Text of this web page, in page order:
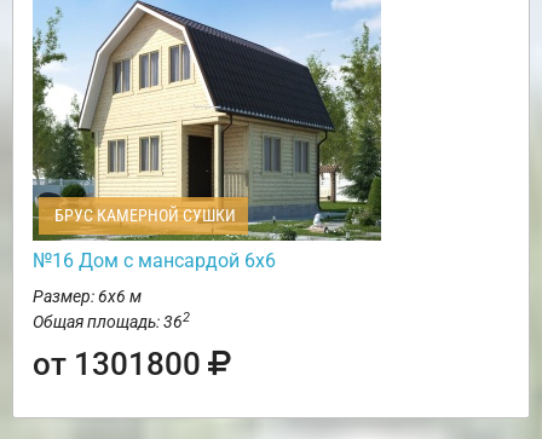
БРУС КАМЕРНОЙ СУШКИ
№16 Дом с мансардой 6х6
Размер: 6х6 м
Общая площадь: 362
от 1301800